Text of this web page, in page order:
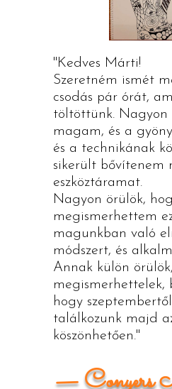
"Kedves Márti!
Szeretném ismét
csodás pár órát,
töltöttünk. Nagyon
magam, és a
és a technikának
sikerült bővítenem
eszköztáramat.
Nagyon örülök,
megismerhettem
magunkban való
módszert, és
Annak külön
megismerhettelek,
hogy
találkozunk majd
köszönhetően."